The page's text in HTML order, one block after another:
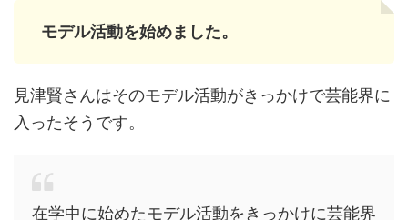
モデル活動を始めました。
見津賢さんはそのモデル活動がきっかけで芸能界に
入ったそうです。
在学中に始めたモデル活動をきっかけに芸能界